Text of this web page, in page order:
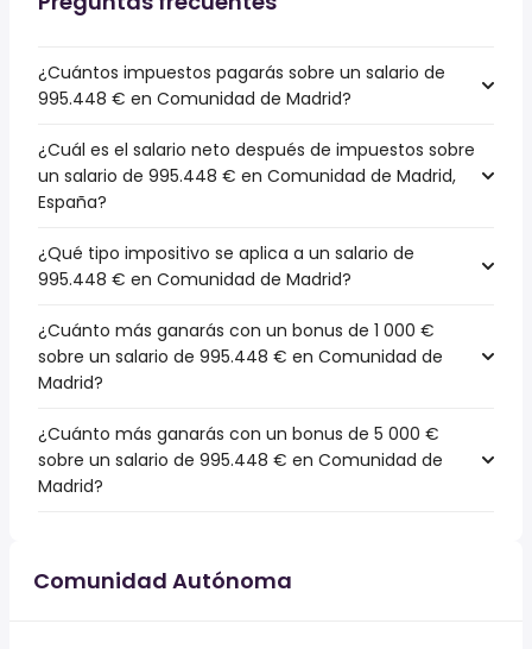
¿Cuántos impuestos pagarás sobre un salario de
995.448 € en Comunidad de Madrid?
¿Cuál es el salario neto después de impuestos sobre
un salario de 995.448 € en Comunidad de Madrid,
España?
¿Qué tipo impositivo se aplica a un salario de
995.448 € en Comunidad de Madrid?
¿Cuánto más ganarás con un bonus de 1 000 €
sobre un salario de 995.448 € en Comunidad de
Madrid?
¿Cuánto más ganarás con un bonus de 5 000 €
sobre un salario de 995.448 € en Comunidad de
Madrid?
Comunidad Autónoma